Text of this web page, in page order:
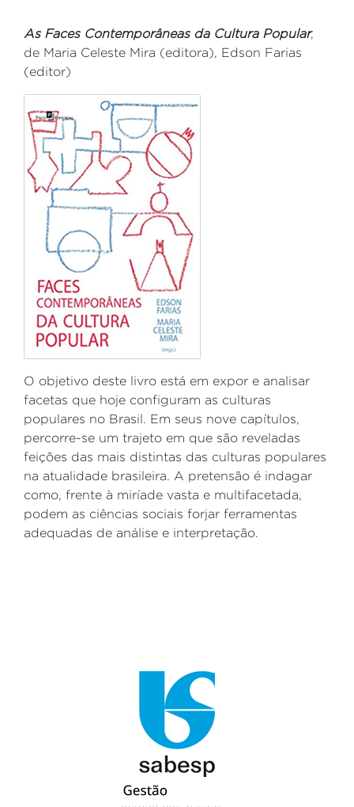
As Faces Contemporâneas da Cultura Popular,
de Maria Celeste Mira (editora), Edson Farias
(editor)
O objetivo deste livro está em expor e analisar
facetas que hoje configuram as culturas
populares no Brasil. Em seus nove capítulos,
percorre-se um trajeto em que são reveladas
feições das mais distintas das culturas populares
na atualidade brasileira. A pretensão é indagar
como, frente à miríade vasta e multifacetada,
podem as ciências sociais forjar ferramentas
adequadas de análise e interpretação.